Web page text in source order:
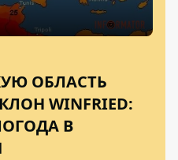
ОБЛАСТЬ
WINFRIED:
В